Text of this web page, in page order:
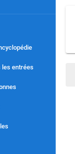
les entrées